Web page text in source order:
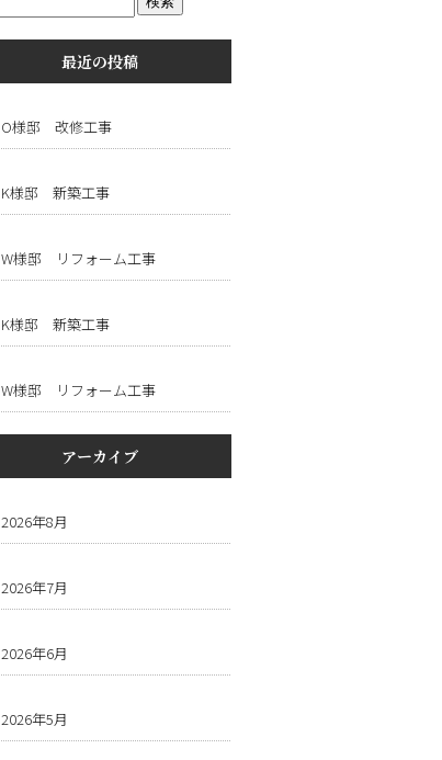
最近の投稿
O様邸 改修工事
K様邸 新築工事
W様邸 リフォーム工事
K様邸 新築工事
W様邸 リフォーム工事
アーカイブ
2026年8月
2026年7月
2026年6月
2026年5月